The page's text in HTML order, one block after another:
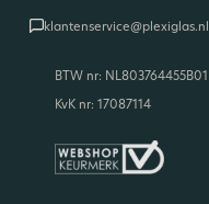
klantenservice@plexiglas.nl
BTW nr: NL803764455B01
KvK nr: 17087114